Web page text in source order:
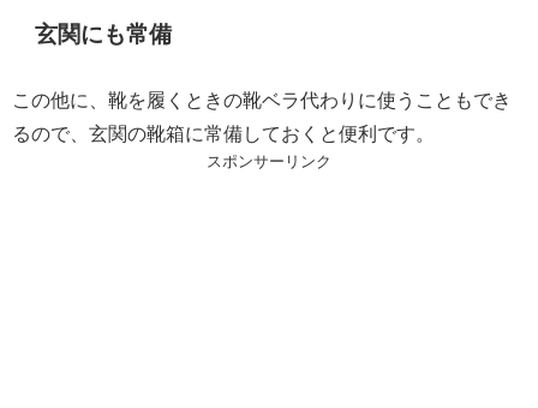
玄関にも常備
この他に、靴を履くときの靴ベラ代わりに使うこともでき
るので、玄関の靴箱に常備しておくと便利です。
スポンサーリンク